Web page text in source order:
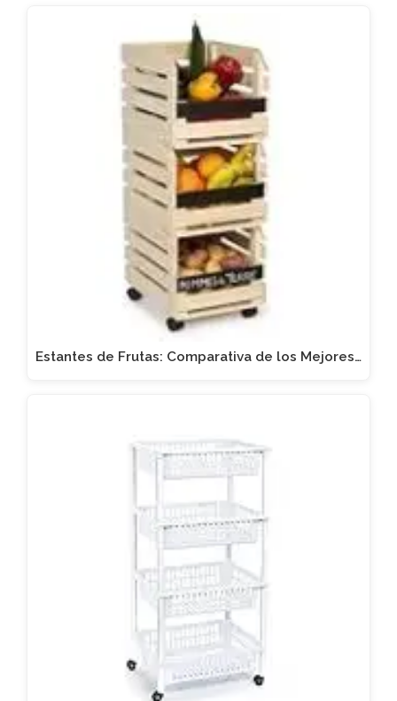
Estantes de Frutas: Comparativa de los Mejores…